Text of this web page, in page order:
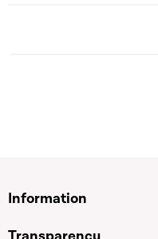
Information